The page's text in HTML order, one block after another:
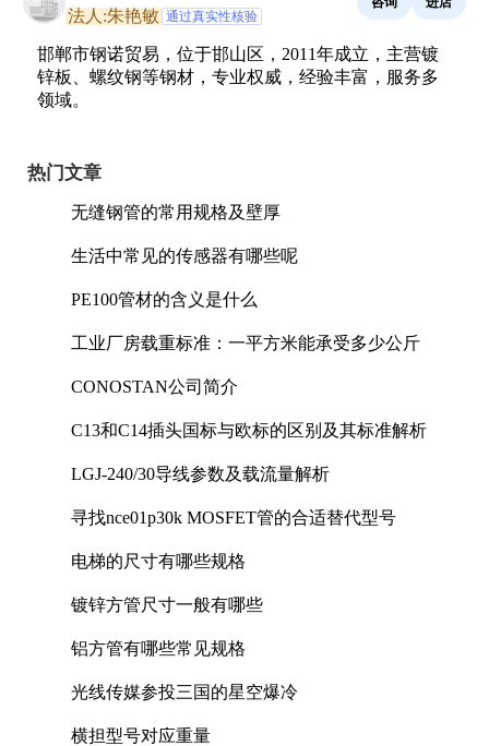
法人:朱艳敏 通过真实性核验
邯郸市钢诺贸易，位于邯山区，2011年成立，主营镀
锌板、螺纹钢等钢材，专业权威，经验丰富，服务多
领域。
热门文章
无缝钢管的常用规格及壁厚
生活中常见的传感器有哪些呢
PE100管材的含义是什么
工业厂房载重标准：一平方米能承受多少公斤
CONOSTAN公司简介
C13和C14插头国标与欧标的区别及其标准解析
LGJ-240/30导线参数及载流量解析
寻找nce01p30k MOSFET管的合适替代型号
电梯的尺寸有哪些规格
镀锌方管尺寸一般有哪些
铝方管有哪些常见规格
光线传媒参投三国的星空爆冷
横担型号对应重量